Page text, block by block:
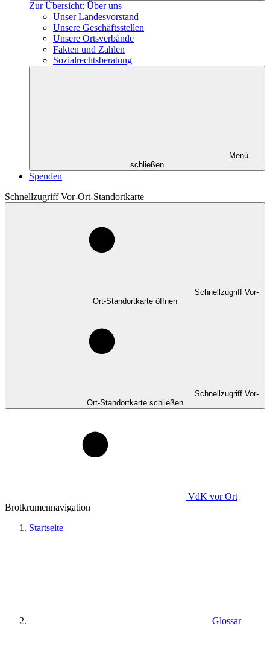
Zur Übersicht: Über uns
Unser Landesvorstand
Unsere Geschäftsstellen
Unsere Ortsverbände
Fakten und Zahlen
Sozialrechtsberatung
Menü
schließen
Spenden
Schnellzugriff Vor-Ort-Standortkarte
Schnellzugriff Vor-
Ort-Standortkarte öffnen
Schnellzugriff Vor-
Ort-Standortkarte schließen
VdK vor Ort
Brotkrumennavigation
Startseite
Glossar